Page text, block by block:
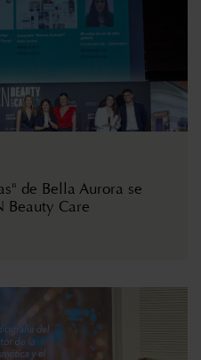
de Bella Aurora se
Beauty Care